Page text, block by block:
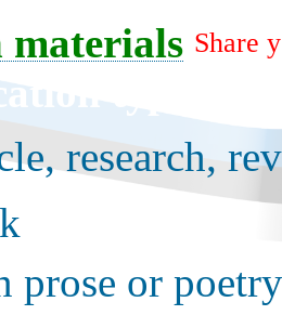
materials Share
type?
research,
prose or poetry